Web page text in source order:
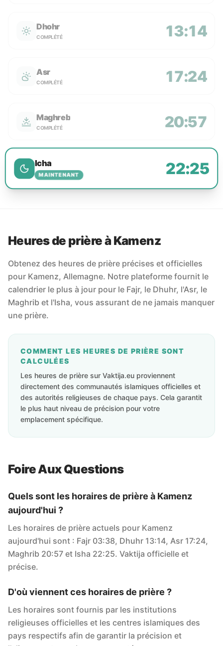
Dhohr
COMPLÉTÉ 13:14
Asr
COMPLÉTÉ 17:24
Maghreb
COMPLÉTÉ 20:57
Icha
MAINTENANT 22:25
Heures de prière à Kamenz
Obtenez des heures de prière précises et officielles
pour Kamenz, Allemagne. Notre plateforme fournit le
calendrier le plus à jour pour le Fajr, le Dhuhr, l'Asr, le
Maghrib et l'Isha, vous assurant de ne jamais manquer
une prière.
COMMENT LES HEURES DE PRIÈRE SONT
CALCULÉES
Les heures de prière sur Vaktija.eu proviennent
directement des communautés islamiques officielles et
des autorités religieuses de chaque pays. Cela garantit
le plus haut niveau de précision pour votre
emplacement spécifique.
Foire Aux Questions
Quels sont les horaires de prière à Kamenz
aujourd'hui ?
Les horaires de prière actuels pour Kamenz
aujourd'hui sont : Fajr 03:38, Dhuhr 13:14, Asr 17:24,
Maghrib 20:57 et Isha 22:25. Vaktija officielle et
précise.
D'où viennent ces horaires de prière ?
Les horaires sont fournis par les institutions
religieuses officielles et les centres islamiques des
pays respectifs afin de garantir la précision et